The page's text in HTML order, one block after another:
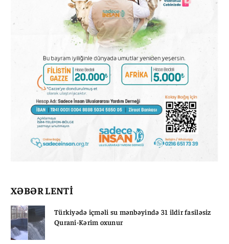
XƏBƏR LENTİ
Türkiyədə içməli su mənbəyində 31 ildir fasiləsiz
Qurani-Kərim oxunur